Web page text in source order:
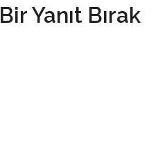
Bir Yanıt Bırak